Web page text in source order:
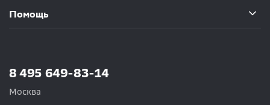
Помощь
8 495 649-83-14
Москва